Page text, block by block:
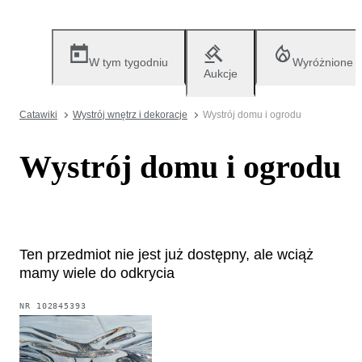
W tym tygodniu
Aukcje
Wyróżnione
Catawiki Wystrój wnętrz i dekoracje Wystrój domu i ogrodu
Wystrój domu i ogrodu
Ten przedmiot nie jest już dostępny, ale wciąż
mamy wiele do odkrycia
NR 102845393